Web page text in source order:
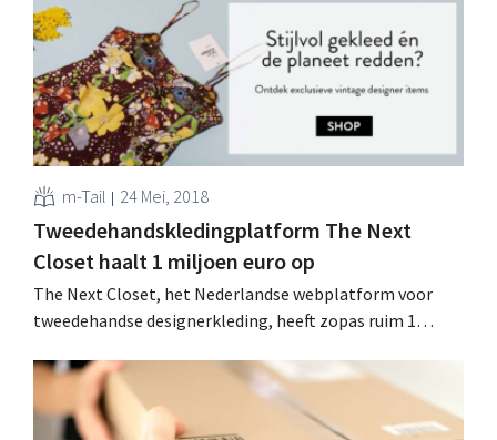
scannen Kassaloze winkels zijn de nieuwe hype in
retailland, zeker in supermarkten en buurtwinkels:
behalve de volledig kassaloze...
m-Tail 24 Mei, 2018
Tweedehandskledingplatform The Next
Closet haalt 1 miljoen euro op
The Next Closet, het Nederlandse webplatform voor
tweedehandse designerkleding, heeft zopas ruim 1
onder meer de vandaag gelanceerde Belgische website
moet financieren. Modelandschap verduurzamen Het
tweedehandskledingplatform richt zich specifiek tot al